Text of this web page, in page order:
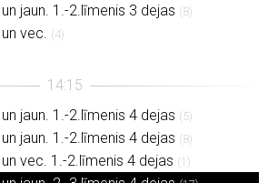
jaun. 1.-2.līmenis 3 dejas (8)
vec. (4)
jaun. 1.-2.līmenis 4 dejas (5)
jaun. 1.-2.līmenis 4 dejas (8)
vec. 1.-2.līmenis 4 dejas (1)